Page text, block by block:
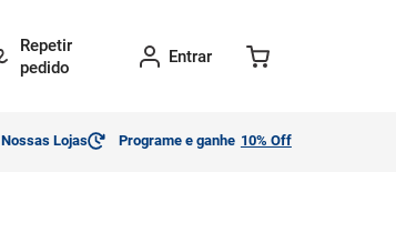
Repetir
pedido
Entrar
Nossas Lojas Programe e ganhe 10% Off